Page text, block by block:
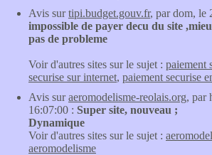
Avis surtipi.budget.gouv.fr, par dom, le
impossible de payer decu du site
pas de probleme
Voir d'autres sites sur le sujet : paiement
securise sur internet, paiement securise
Avis suraeromodelisme-reolais.org, par
16:07:00 : Super site, nouveau ;
Dynamique
Voir d'autres sites sur le sujet :
aeromodelisme